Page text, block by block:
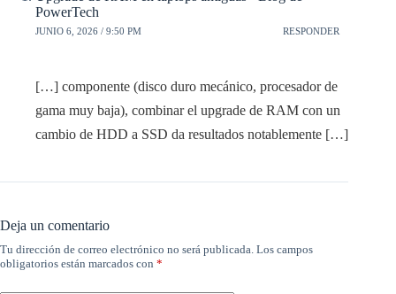
PowerTech
JUNIO 6, 2026 / 9:50 PM RESPONDER
[…] componente (disco duro mecánico, procesador de
gama muy baja), combinar el upgrade de RAM con un
cambio de HDD a SSD da resultados notablemente […]
Deja un comentario
Tu dirección de correo electrónico no será publicada. Los campos
obligatorios están marcados con *